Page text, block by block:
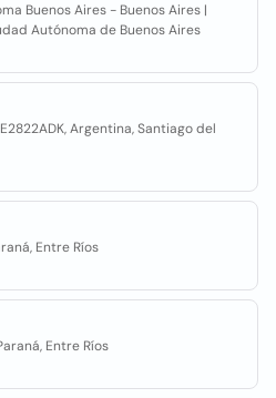
Buenos Aires - Buenos Aires |
Autónoma de Buenos Aires
Argentina, Santiago del
Entre Ríos
Entre Ríos